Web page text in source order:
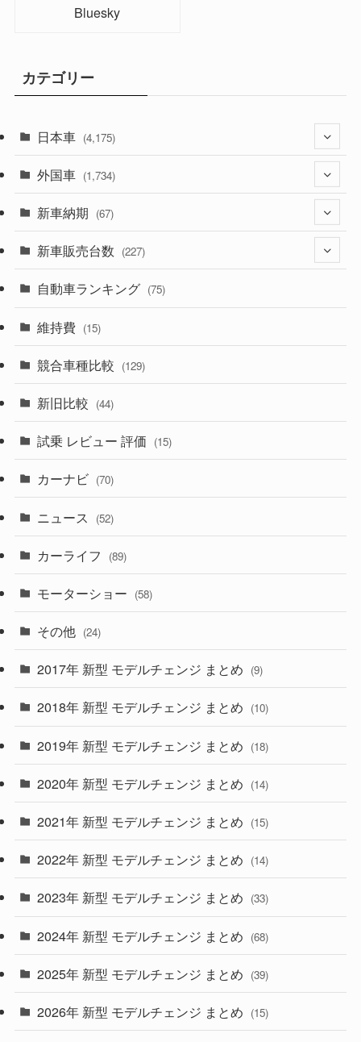
Bluesky
カテゴリー
日本車 (4,175)
(1,321)
(330)
(526)
(357)
(328)
(194)
(230)
(253)
外国車 (1,734)
(242)
(85)
(84)
(14)
(222)
(50)
(43)
(6)
(9)
(30)
(27)
(58)
(28)
(27)
(26)
(10)
(35)
(10)
(9)
(22)
(4)
(9)
(4)
新車納期 (67)
(28)
(8)
(3)
(3)
(5)
(1)
新車販売台数 (227)
(21)
(5)
(7)
(5)
自動車ランキング (75)
維持費 (15)
競合車種比較 (129)
新旧比較 (44)
試乗 レビュー 評価 (15)
カーナビ (70)
ニュース (52)
カーライフ (89)
モーターショー (58)
その他 (24)
2017年 新型 モデルチェンジ まとめ (9)
2018年 新型 モデルチェンジ まとめ (10)
2019年 新型 モデルチェンジ まとめ (18)
2020年 新型 モデルチェンジ まとめ (14)
2021年 新型 モデルチェンジ まとめ (15)
2022年 新型 モデルチェンジ まとめ (14)
2023年 新型 モデルチェンジ まとめ (33)
2024年 新型 モデルチェンジ まとめ (68)
2025年 新型 モデルチェンジ まとめ (39)
2026年 新型 モデルチェンジ まとめ (15)